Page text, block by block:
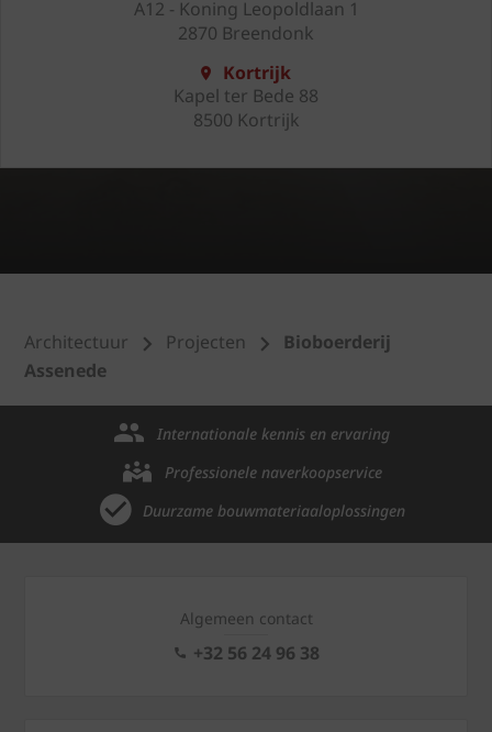
A12 - Koning Leopoldlaan 1
2870 Breendonk
Kortrijk
Kapel ter Bede 88
8500 Kortrijk
Architectuur Projecten
Bioboerderij
Assenede
Internationale kennis en ervaring
Professionele naverkoopservice
Duurzame bouwmateriaaloplossingen
Algemeen contact
+32 56 24 96 38